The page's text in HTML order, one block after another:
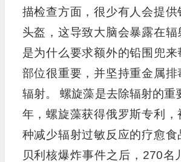
描检查方面，很少有人会提供
头盔，这导致大脑会暴露在
是为什么要求额外的铅围兜来
部位很重要，并坚持重金属排
辐射。 螺旋藻是去除辐射的重
年，螺旋藻获得俄罗斯专利，
种减少辐射过敏反应的疗愈
贝利核爆炸事件之后，270名